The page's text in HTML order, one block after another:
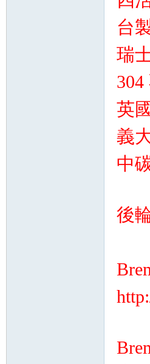
台
瑞
英
義
中
後